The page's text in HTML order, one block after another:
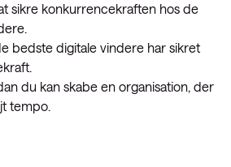
sikre konkurrencekraften hos de
bedste digitale vindere har sikret
du kan skabe en organisation, der
tempo.